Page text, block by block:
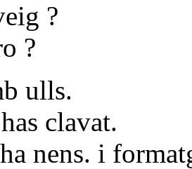
?
?
ulls.
clavat.
nens. i